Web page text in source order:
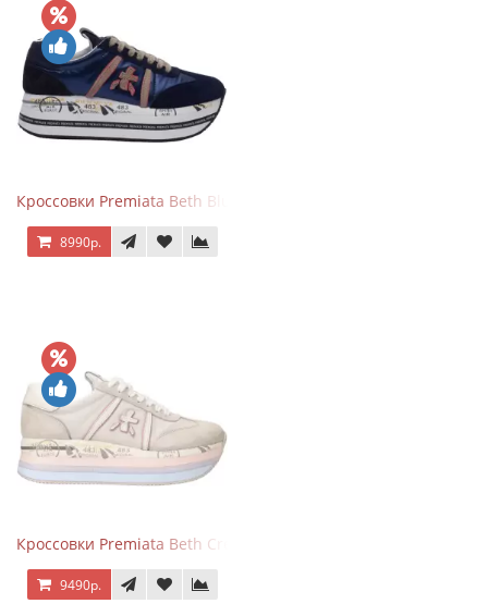
Кроссовки Premiata Beth Blue White
8990р.
Кроссовки Premiata Beth Cream Sand
9490р.